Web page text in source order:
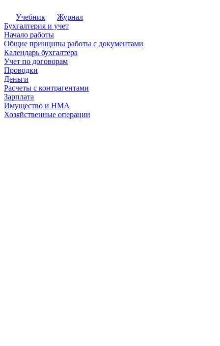
Учебник
Журнал
Бухгалтерия и учет
Начало работы
Общие принципы работы с документами
Календарь бухгалтера
Учет по договорам
Проводки
Деньги
Расчеты с контрагентами
Зарплата
Имущество и НМА
Хозяйственные операции